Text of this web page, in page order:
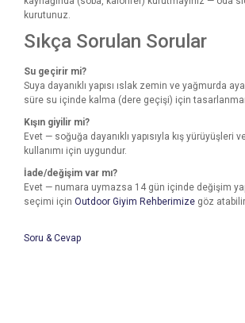
kurutunuz.
Sıkça Sorulan Sorular
Su geçirir mi?
Suya dayanıklı yapısı ıslak zemin ve yağmurda
süre su içinde kalma (dere geçişi) için
Kışın giyilir mi?
Evet — soğuğa dayanıklı yapısıyla kış yürüyüşleri
kullanımı için uygundur.
İade/değişim var mı?
Evet — numara uymazsa 14 gün içinde değişim
seçimi için Outdoor Giyim Rehberimize göz
Soru & Cevap